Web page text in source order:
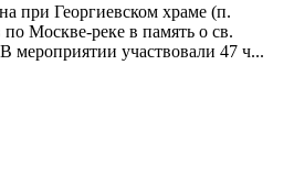
при Георгиевском храме (п.
Москве‑реке в память о св.
мероприятии участвовали 47 ч...